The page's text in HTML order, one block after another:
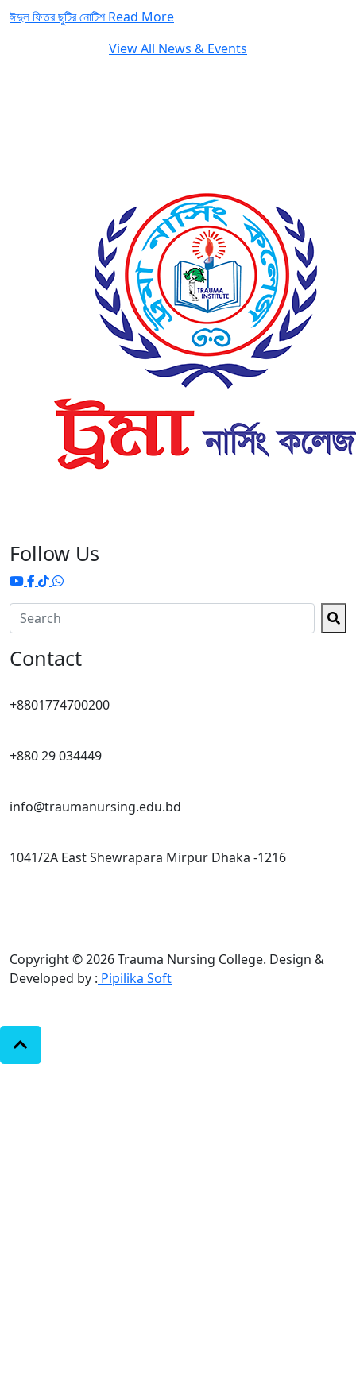
ঈদুল ফিতর ছুটির নোটিশRead More
View All News & Events
Follow Us
Contact
+8801774700200
+880 29 034449
info@traumanursing.edu.bd
1041/2A East Shewrapara Mirpur Dhaka -1216
Copyright © 2026 Trauma Nursing College. Design &
Developed by : Pipilika Soft